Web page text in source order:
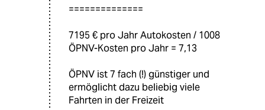
==============
7195 € pro Jahr Autokosten / 1008
ÖPNV-Kosten pro Jahr = 7,13
ÖPNV ist 7 fach (!) günstiger und
ermöglicht dazu beliebig viele
Fahrten in der Freizeit